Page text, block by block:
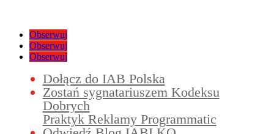
Obserwuj
Obserwuj
Obserwuj
Dołącz do IAB Polska
Zostań sygnatariuszem Kodeksu
Dobrych
Praktyk Reklamy Programmatic